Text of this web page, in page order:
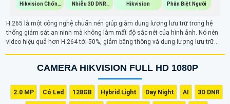
Hikvision Chống
Trộm
Nhiễu 3D DNR
Hikvison
Hikvision
Phân Biệt Người
H.265 là một công nghệ chuẩn nén giúp giảm dung lượng lưu trữ trong hệ
thống giám sát an ninh mà không làm mất độ sắc nét của hình ảnh. Nó nén
video hiệu quả hơn H.264 tới 50%, giảm băng thông và dung lượng lưu trữ
CAMERA HIKVISION FULL HD 1080P
2.0 MP Có Led 128GB Hybrid Light Day Night AI 3D DNR